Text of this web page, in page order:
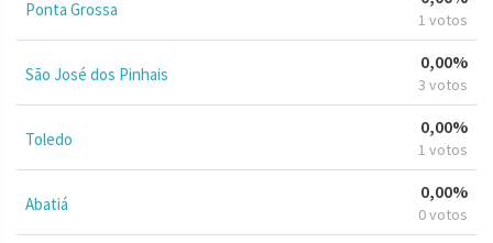
Ponta Grossa 1 votos
São José dos Pinhais
0,00%
3 votos
Toledo
0,00%
1 votos
Abatiá
0,00%
0 votos